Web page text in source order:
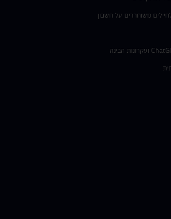
משוחררים על חשבון
קורס ChatGPT ועקרונות הבינה